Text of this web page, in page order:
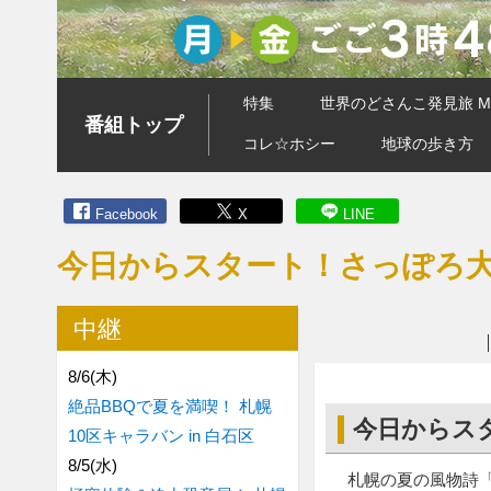
番組トップ
特集 世界のどさんこ発見旅
コレ☆ホシー 地球の歩き方
Facebook X LINE
今日からスタート！さっぽろ
今日からス
札幌の夏の風物詩
中継
8/6(木)
絶品BBQで夏を満喫！ 札幌
10区キャラバン in 白石区
8/5(水)